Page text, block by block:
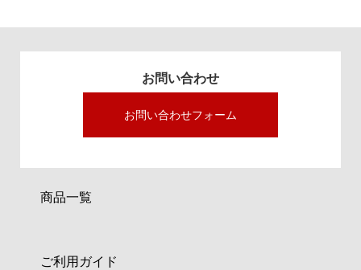
お問い合わせ
お問い合わせフォーム
商品一覧
ご利用ガイド